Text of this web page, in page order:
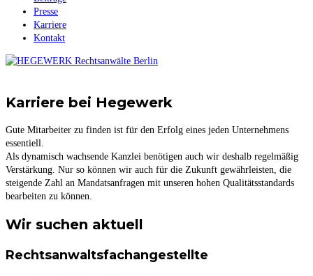
Presse
Karriere
Kontakt
Karriere bei Hegewerk
Gute Mitarbeiter zu finden ist für den Erfolg eines jeden Unternehmens
essentiell.
Als dynamisch wachsende Kanzlei benötigen auch wir deshalb regelmäßig
Verstärkung. Nur so können wir auch für die Zukunft gewährleisten, die
steigende Zahl an Mandatsanfragen mit unseren hohen Qualitätsstandards
bearbeiten zu können.
Wir suchen aktuell
Rechtsanwalts­fachangestellte